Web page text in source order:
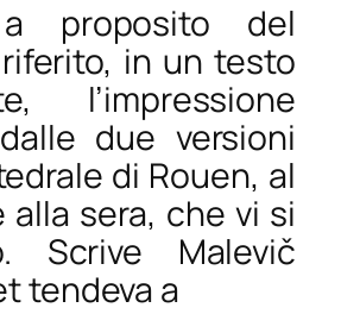
proposito del
in un testo
l’impressione
due versioni
di Rouen, al
sera, che vi si
Scrive Malevič
tendeva a